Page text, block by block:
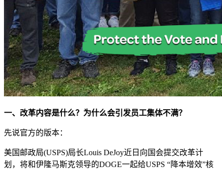
一、改革内容是什么？为什么会引发员工集体不满？
先说官方的版本：
美国邮政局(USPS)局长Louis DeJoy近日向国会提交改革计
划，将和伊隆马斯克领导的DOGE一起给USPS “降本增效”核